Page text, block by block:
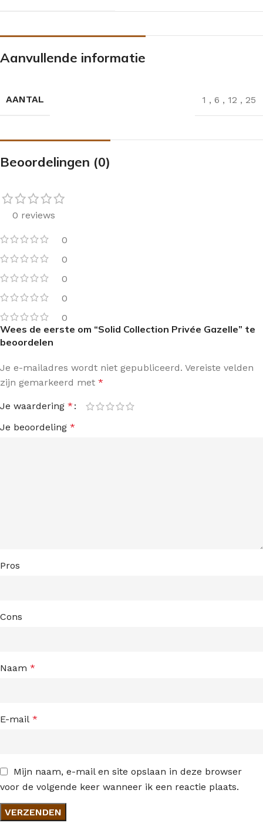
Aanvullende informatie
AANTAL 1 , 6 , 12 , 25
Beoordelingen (0)
0 reviews
0
0
0
0
0
Wees de eerste om “Solid Collection Privée Gazelle” te
beoordelen
Je e-mailadres wordt niet gepubliceerd. Vereiste velden
zijn gemarkeerd met *
Je waardering *
Je beoordeling *
Pros
Cons
Naam *
E-mail *
Mijn naam, e-mail en site opslaan in deze browser
voor de volgende keer wanneer ik een reactie plaats.